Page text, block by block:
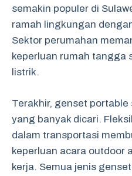
semakin populer di
ramah lingkungan
Sektor perumahan
keperluan rumah tangga
listrik.
Terakhir, genset
yang banyak dicari.
dalam transportasi
keperluan acara outdoor
kerja. Semua jenis